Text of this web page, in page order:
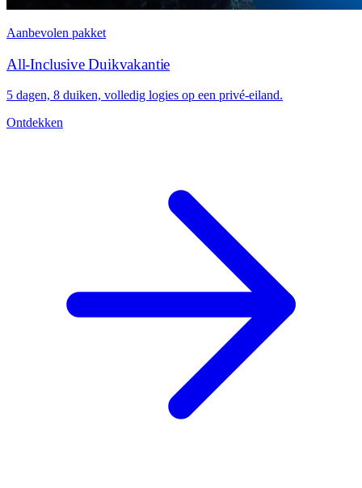
Aanbevolen pakket
All-Inclusive Duikvakantie
5 dagen, 8 duiken, volledig logies op een privé-eiland.
Ontdekken